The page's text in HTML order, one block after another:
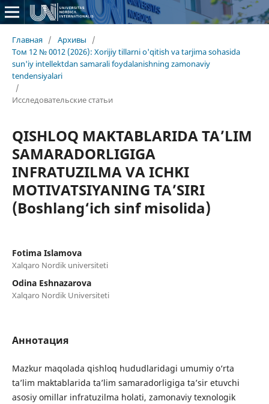
Главная / Архивы
/
Том 12 № 0012 (2026): Xorijiy tillarni o'qitish va tarjima sohasida
sun'iy intellektdan samarali foydalanishning zamonaviy
tendensiyalari
/
Исследовательские статьи
QISHLOQ MAKTABLARIDA TA’LIM
SAMARADORLIGIGA
INFRATUZILMA VA ICHKI
MOTIVATSIYANING TA’SIRI
(Boshlang‘ich sinf misolida)
Fotima Islamova
Xalqaro Nordik universiteti
Odina Eshnazarova
Xalqaro Nordik Universiteti
Аннотация
Mazkur maqolada qishloq hududlaridagi umumiy o‘rta
ta’lim maktablarida ta’lim samaradorligiga ta’sir etuvchi
asosiy omillar infratuzilma holati, zamonaviy texnologik